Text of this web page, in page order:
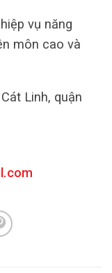
vụ năng
môn cao và
Linh, quận